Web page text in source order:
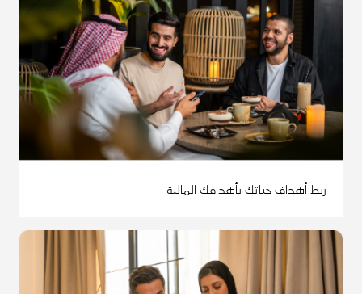
ربط أهداف حياتك بأهدافك المالية